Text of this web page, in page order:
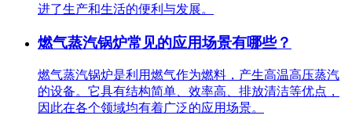
进了生产和生活的便利与发展。
燃气蒸汽锅炉常见的应用场景有哪些？
燃气蒸汽锅炉是利用燃气作为燃料，产生高温高压蒸汽
的设备。它具有结构简单、效率高、排放清洁等优点，
因此在各个领域均有着广泛的应用场景。